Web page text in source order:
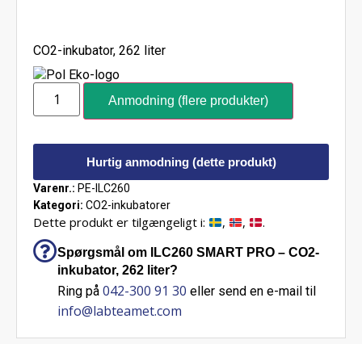
CO2-inkubator, 262 liter
Anmodning (flere produkter)
Hurtig anmodning (dette produkt)
Varenr.: PE-ILC260
Kategori: CO2-inkubatorer
Dette produkt er tilgængeligt i: , , .
Spørgsmål om ILC260 SMART PRO – CO2-
inkubator, 262 liter?
Ring på 042-300 91 30 eller send en e-mail til
info@labteamet.com